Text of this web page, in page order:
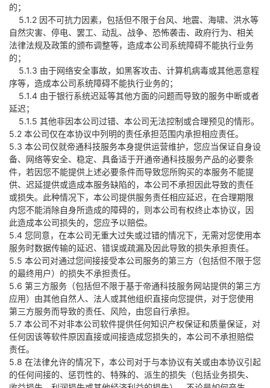
的；
5.1.2 因不可抗力因素，包括但不限于台风、地震、海啸、洪水等
自然灾害、停电、罢工、动乱、战争、恐怖袭击、政府行为、相关
法律法规及政策的颁布调整等，造成本公司系统障碍不能执行业务
的；
5.1.3 由于网络安全事故，如黑客攻击、计算机病毒或其他恶意程
序等，造成本公司系统障碍不能执行业务的；
5.1.4 由于银行系统迟延等其他方面的问题而导致的服务中断或者
延迟；
5.1.5 其他非因本公司过错、本公司无法控制或合理预见的情形。
5.2 本公司仅在本协议中列明的责任承担范围内承担相应责任。
5.3 本公司仅就帝通科技服务本身提供运营维护，您应当保证自身设
备、网络等安全、稳定、具备适于开通帝通科技服务产品的必要条
件，若因您不能提供上述必要条件而导致您所购买的本服务不能提
供、迟延提供或造成本服务缺陷的，本公司不承担因此导致的责任
或损失。此种情况下，本公司提供服务责任相应延迟，在合理期限
内您不能消除自身所造成的障碍的，则本公司有权终止本协议，因
此造成本公司损失的，您应予以赔偿。
5.4 您同意，在本公司无重大过失或过错的情况下，无需对您使用本
服务时数据传输的延迟、错误或疏漏及因此导致的损失承担责任。
5.5 本公司对通过您间接接受本公司服务的第三方（包括但不限于您
的最终用户）的损失不承担责任。
5.6 第三方服务（包括但不限于基于帝通科技服务网站提供的第三方
应用）由其他自然人、法人或其他组织直接向您提供，对于您使用
第三方服务而导致的责任、风险，由您自行承担。
5.7 本公司不对非本公司软件提供任何知识产权保证和质量保证，对
任何因该等软件原因直接或间接造成您损失的，本公司不承担赔偿
责任。
5.8 在法律允许的情况下，本公司对于与本协议有关或由本协议引起
的任何间接的、惩罚性的、特殊的、派生的损失（包括业务损失、